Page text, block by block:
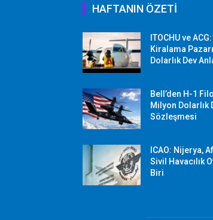
HAFTANIN ÖZETİ
ITOCHU ve
Kiralama
Dolarlık Dev
Bell’den H-1
Milyon Dolarlık
Sözleşmesi
ICAO: Nijerya,
Sivil Havacılık
Biri